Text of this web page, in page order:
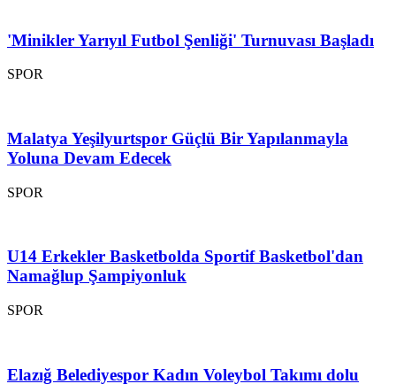
'Minikler Yarıyıl Futbol Şenliği' Turnuvası Başladı
SPOR
Malatya Yeşilyurtspor Güçlü Bir Yapılanmayla
Yoluna Devam Edecek
SPOR
U14 Erkekler Basketbolda Sportif Basketbol'dan
Namağlup Şampiyonluk
SPOR
Elazığ Belediyespor Kadın Voleybol Takımı dolu